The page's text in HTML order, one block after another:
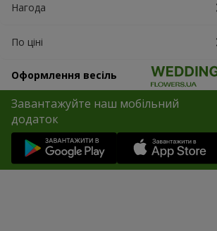
Нагода
По ціні
Оформлення весіль
Завантажуйте наш мобільний
додаток